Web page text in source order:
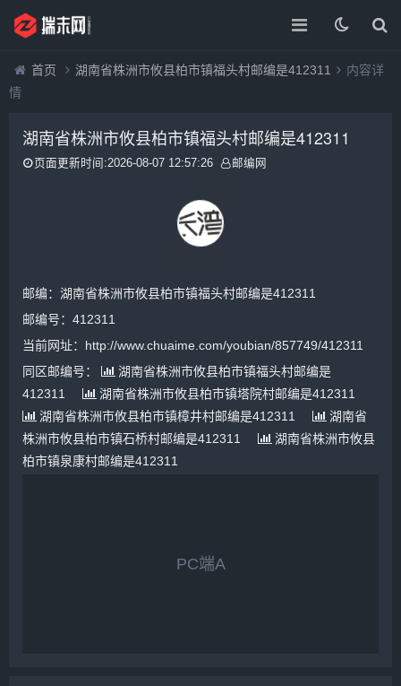
首页 湖南省株洲市攸县柏市镇福头村邮编是412311
内容详
情
湖南省株洲市攸县柏市镇福头村邮编是412311
页面更新时间:2026-08-07 12:57:26 邮编网
邮编：湖南省株洲市攸县柏市镇福头村邮编是412311
邮编号：412311
当前网址：http://www.chuaime.com/youbian/857749/412311
同区邮编号：
湖南省株洲市攸县柏市镇福头村邮编是
412311
湖南省株洲市攸县柏市镇塔院村邮编是412311
湖南省株洲市攸县柏市镇樟井村邮编是412311
湖南省
株洲市攸县柏市镇石桥村邮编是412311
湖南省株洲市攸县
柏市镇泉康村邮编是412311
PC端A